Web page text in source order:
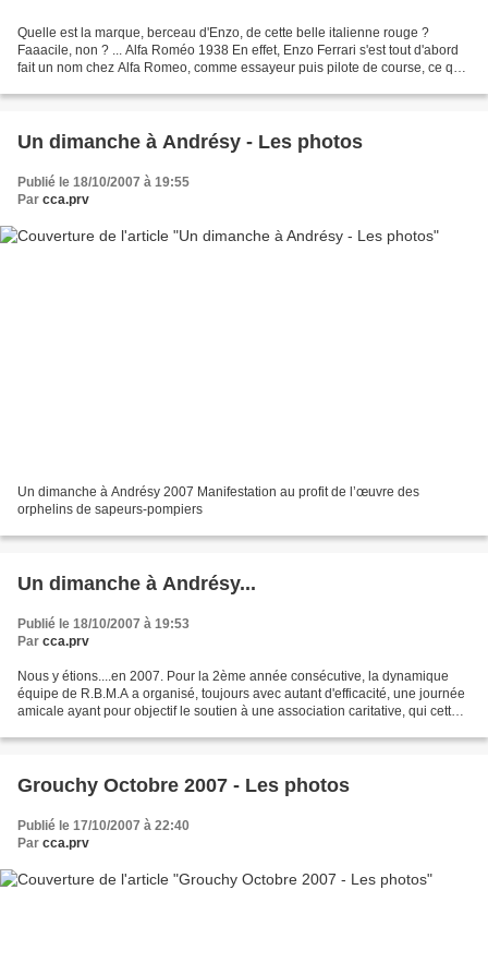
Quelle est la marque, berceau d'Enzo, de cette belle italienne rouge ?
Faaacile, non ? ... Alfa Roméo 1938 En effet, Enzo Ferrari s'est tout d'abord
fait un nom chez Alfa Romeo, comme essayeur puis pilote de course, ce qui
Un dimanche à Andrésy - Les photos
Publié le 18/10/2007 à 19:55
Par cca.prv
Un dimanche à Andrésy 2007 Manifestation au profit de l’œuvre des
orphelins de sapeurs-pompiers
Un dimanche à Andrésy...
Publié le 18/10/2007 à 19:53
Par cca.prv
Nous y étions....en 2007. Pour la 2ème année consécutive, la dynamique
équipe de R.B.M.A a organisé, toujours avec autant d'efficacité, une journée
amicale ayant pour objectif le soutien à une association caritative, qui cette
Grouchy Octobre 2007 - Les photos
Publié le 17/10/2007 à 22:40
Par cca.prv